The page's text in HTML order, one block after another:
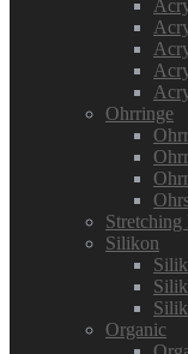
Ohrringe
Silikon
Organic